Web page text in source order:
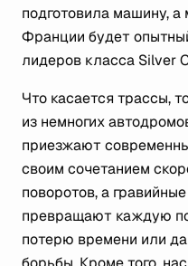
подготовила машину,
Франции будет
лидеров класса Silver
Что касается трассы,
из немногих
приезжают
своим сочетанием
поворотов, а
превращают каждую
потерю времени или